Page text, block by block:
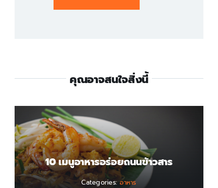
คุณอาจสนใจสิ่งนี้
10 เมนูอาหารอร่อยถนนข้าวสาร
Categories:อาหาร